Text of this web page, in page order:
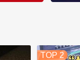
TOP 2